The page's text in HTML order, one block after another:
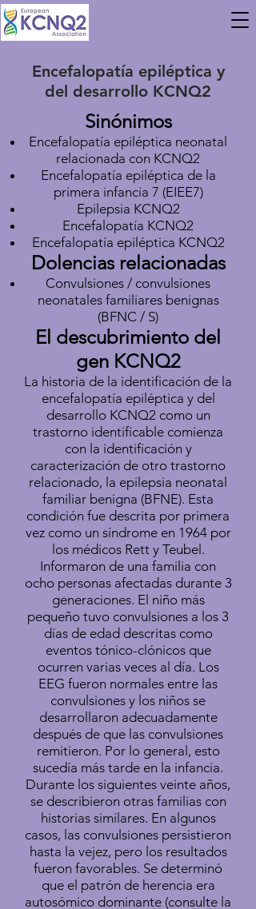
Encefalopatía epiléptica y
del desarrollo KCNQ2
Sinónimos
Encefalopatía epiléptica neonatal
relacionada con KCNQ2
Encefalopatía epiléptica de la
primera infancia 7 (EIEE7)
Epilepsia KCNQ2
Encefalopatía KCNQ2
Encefalopatía epiléptica KCNQ2
Dolencias relacionadas
Convulsiones / convulsiones
neonatales familiares benignas
(BFNC / S)
El descubrimiento del
gen KCNQ2
La historia de la identificación de la
encefalopatía epiléptica y del
desarrollo KCNQ2 como un
trastorno identificable comienza
con la identificación y
caracterización de otro trastorno
relacionado, la epilepsia neonatal
familiar benigna (BFNE). Esta
condición fue descrita por primera
vez como un síndrome en 1964 por
los médicos Rett y Teubel.
Informaron de una familia con
ocho personas afectadas durante 3
generaciones. El niño más
pequeño tuvo convulsiones a los 3
días de edad descritas como
eventos tónico-clónicos que
ocurren varias veces al día. Los
EEG fueron normales entre las
convulsiones y los niños se
desarrollaron adecuadamente
después de que las convulsiones
remitieron. Por lo general, esto
sucedía más tarde en la infancia.
Durante los siguientes veinte años,
se describieron otras familias con
historias similares. En algunos
casos, las convulsiones persistieron
hasta la vejez, pero los resultados
fueron favorables. Se determinó
que el patrón de herencia era
autosómico dominante (consulte la